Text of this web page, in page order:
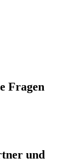
Fragen
und